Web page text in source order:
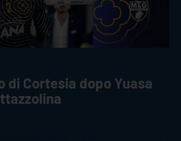
di Cortesia dopo Yuasa